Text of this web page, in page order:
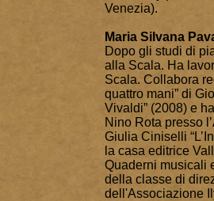
Venezia).
Maria Silvana
Dopo gli studi di
alla Scala. Ha
Scala. Collabora
quattro mani” di
Vivaldi” (2008) e
Nino Rota presso
Giulia Ciniselli
la casa editrice
Quaderni musicali
della classe di
dell'Associazione